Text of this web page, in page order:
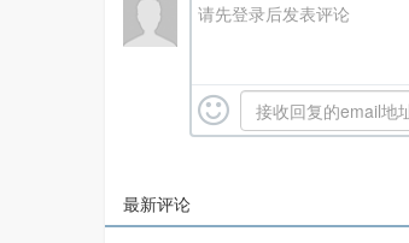
请先登录后发表评论
最新评论